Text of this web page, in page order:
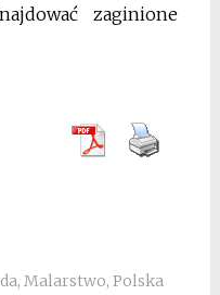
zaginione
, Malarstwo, Polska